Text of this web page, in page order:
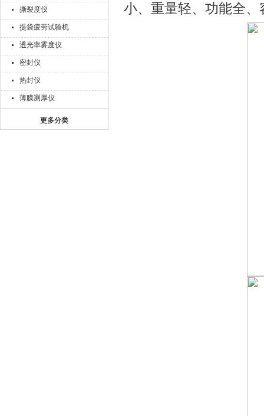
撕裂度仪
提袋疲劳试验机
透光率雾度仪
密封仪
热封仪
薄膜测厚仪
更多分类
小、重量轻、功能全